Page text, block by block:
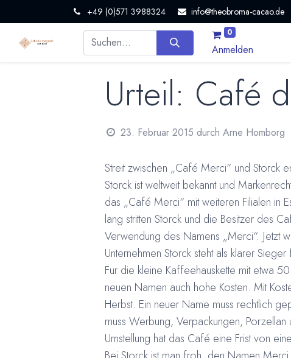
+49 (0)571 3988324 info@theobroma-cacao.de
0
Anmelden
Urteil: Café
23. Februar 2015 durch Arne Homborg
Streit zwischen „Café Merci“ und Storck
Storck ist weltweit bekannt und
das „Café Merci“ mit weiteren Filialen in
lang stritten Storck und die Besitzer des
Verwendung des Namens „Merci“. Jetzt
Unternehmen Storck steht als klarer
Für die kleine Kaffeehauskette mit etwa
neuen Namen auch hohe Kosten. Mit
Herbst. Ein neuer Name muss rechtlich
muss Werbung, Verpackungen,
Umstellung hat das Café eine Frist von